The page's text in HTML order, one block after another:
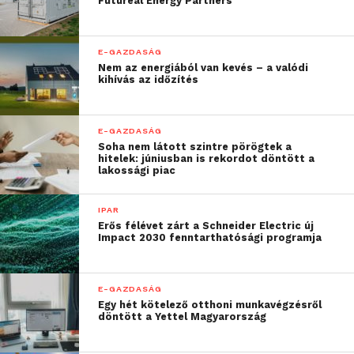
Összesítettben a szolgáltató szektor lekörözte
az autóipart
Bár a munkáltatók között két autóipari cég végzett
az élen, iparági szinten már a szolgáltató szektor
megítélése a legjobb. A magyar munkavállalók közel
fele szívesen dolgozna ezen a területen, megelőzve
az autó-, illetve a gyógyszer- és vegyipart.
E-GAZDASÁG
Nem az energiából van kevés – a valódi
kihívás az időzítés
E-GAZDASÁG
Soha nem látott szintre pörögtek a
hitelek: júniusban is rekordot döntött a
lakossági piac
IPAR
Erős félévet zárt a Schneider Electric új
Impact 2030 fenntarthatósági programja
E-GAZDASÁG
Egy hét kötelező otthoni munkavégzésről
döntött a Yettel Magyarország